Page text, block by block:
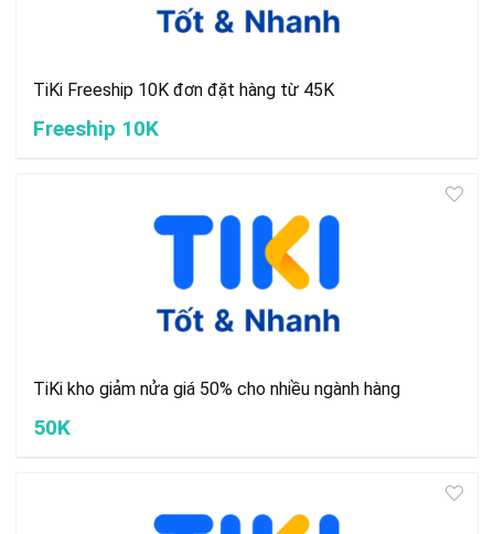
TiKi Freeship 10K đơn đặt hàng từ 45K
Freeship 10K
TiKi kho giảm nửa giá 50% cho nhiều ngành hàng
50K